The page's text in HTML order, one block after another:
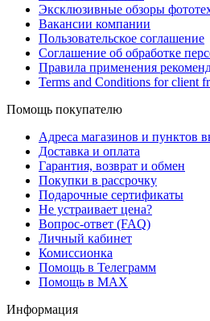
Эксклюзивные обзоры
Вакансии компании
Пользовательское соглашение
Соглашение об обработке
Правила применения
Terms and Conditions for client
Помощь покупателю
Адреса магазинов и пунктов
Доставка и оплата
Гарантия, возврат и обмен
Покупки в рассрочку
Подарочные сертификаты
Не устраивает цена?
Вопрос-ответ (FAQ)
Личный кабинет
Комиссионка
Помощь в Телеграмм
Помощь в MAX
Информация